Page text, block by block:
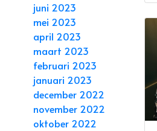
juni 2023
mei 2023
april 2023
maart 2023
februari 2023
januari 2023
december 2022
november 2022
oktober 2022